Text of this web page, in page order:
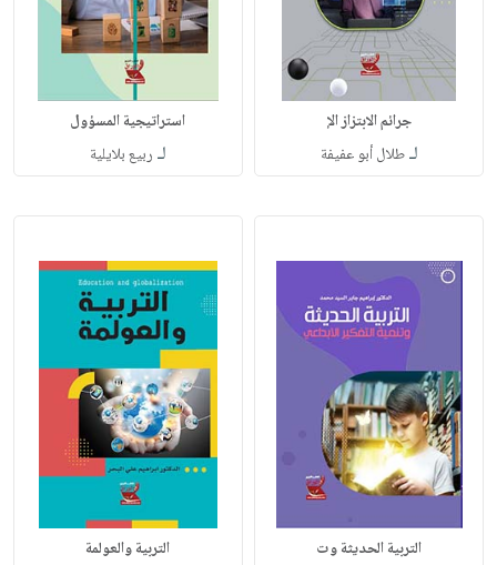
جرائم الابتزاز الإ
لـطلال أبو عفيفة
استراتيجية المسؤول
لـ ربيع بلايلية
التربية الحديثة وت التربية والعولمة